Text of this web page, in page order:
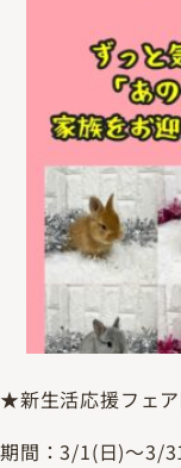
★新生活応援フェ
期間：3/1(日)～3/